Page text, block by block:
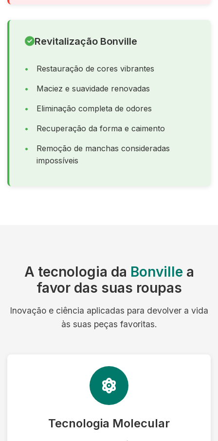
Revitalização Bonville
Restauração de cores vibrantes
Maciez e suavidade renovadas
Eliminação completa de odores
Recuperação da forma e caimento
Remoção de manchas consideradas
impossíveis
A tecnologia da Bonville a
favor das suas roupas
Inovação e ciência aplicadas para devolver a vida
às suas peças favoritas.
Tecnologia Molecular